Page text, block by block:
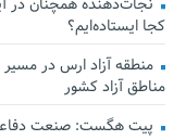
کجا ایستاده‌ایم؟
منطقه آزاد ارس در
مناطق آزاد کشور
پیت هگست: صنعت دفاعی